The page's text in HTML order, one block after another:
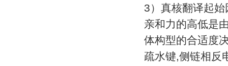
3）真核翻译起始
亲和力的高低是
体构型的合适度
疏水键,侧链相反